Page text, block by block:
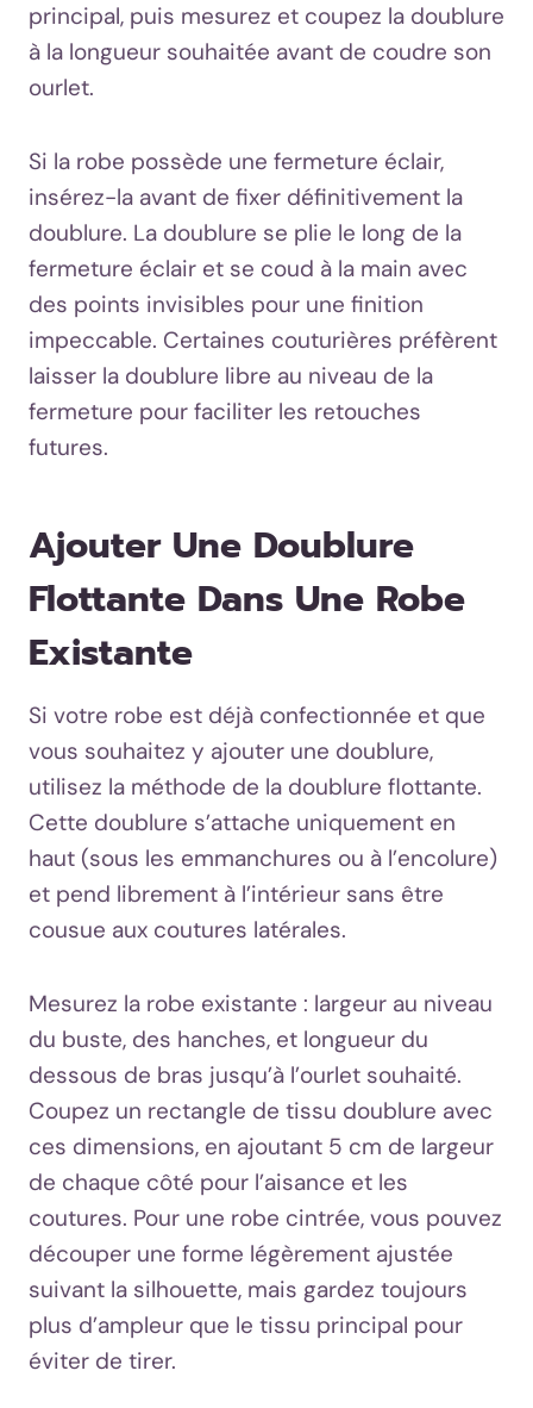
principal, puis mesurez et coupez la doublure
à la longueur souhaitée avant de coudre son
ourlet.
Si la robe possède une fermeture éclair,
insérez-la avant de fixer définitivement la
doublure. La doublure se plie le long de la
fermeture éclair et se coud à la main avec
des points invisibles pour une finition
impeccable. Certaines couturières préfèrent
laisser la doublure libre au niveau de la
fermeture pour faciliter les retouches
futures.
Ajouter Une Doublure
Flottante Dans Une Robe
Existante
Si votre robe est déjà confectionnée et que
vous souhaitez y ajouter une doublure,
utilisez la méthode de la doublure flottante.
Cette doublure s’attache uniquement en
haut (sous les emmanchures ou à l’encolure)
et pend librement à l’intérieur sans être
cousue aux coutures latérales.
Mesurez la robe existante : largeur au niveau
du buste, des hanches, et longueur du
dessous de bras jusqu’à l’ourlet souhaité.
Coupez un rectangle de tissu doublure avec
ces dimensions, en ajoutant 5 cm de largeur
de chaque côté pour l’aisance et les
coutures. Pour une robe cintrée, vous pouvez
découper une forme légèrement ajustée
suivant la silhouette, mais gardez toujours
plus d’ampleur que le tissu principal pour
éviter de tirer.